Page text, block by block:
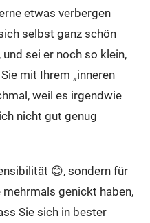
etwas verbergen
selbst ganz schön
und sei er noch so klein,
mit Ihrem „inneren
weil es irgendwie
nicht gut genug
😊, sondern für
genickt haben,
Sie sich in bester